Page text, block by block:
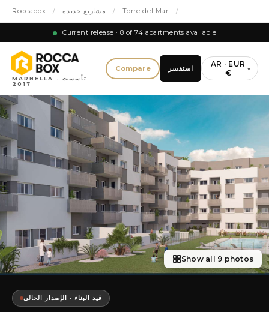
Roccabox / مشاريع جديدة / Torre del Mar /
Current release · 8 of 74 apartments available
MARBELLA · تأسست
2017
Compare استفسر
AR · EUR
€
▾
Show all 9 photos
قيد البناء · الإصدار الحالي